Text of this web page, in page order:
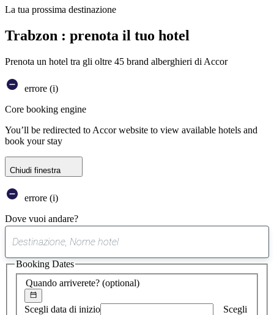
La tua prossima destinazione
Trabzon : prenota il tuo hotel
Prenota un hotel tra gli oltre 45 brand alberghieri di Accor
errore (i)
Core booking engine
You’ll be redirected to Accor website to view available hotels and
book your stay
Chiudi finestra
errore (i)
Dove vuoi andare?
suggerimento
trovato
Quando arriverete? (optional)
Scegli data di inizio
Scegli
Booking Dates